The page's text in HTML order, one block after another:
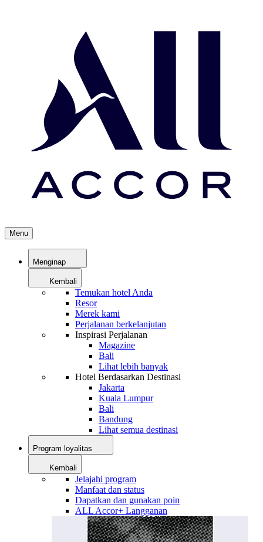
Menu
Menginap
Kembali
Temukan hotel Anda
Resor
Merek kami
Perjalanan berkelanjutan
Inspirasi Perjalanan
Magazine
Bali
Lihat lebih banyak
Hotel Berdasarkan Destinasi
Jakarta
Kuala Lumpur
Bali
Bandung
Lihat semua destinasi
Program loyalitas
Kembali
Jelajahi program
Manfaat dan status
Dapatkan dan gunakan poin
ALL Accor+ Langganan